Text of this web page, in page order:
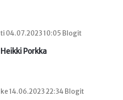
ti 04.07.2023 10:05 Blogit
Heikki Porkka
ke 14.06.2023 22:34 Blogit